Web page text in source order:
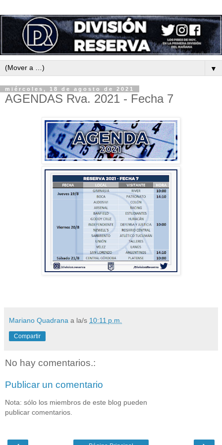
▼
miércoles, 18 de agosto de 2021
AGENDAS Rva. 2021 - Fecha 7
Mariano Quadrana a la/s 10:11 p.m.
Compartir
No hay comentarios.:
Publicar un comentario
Nota: sólo los miembros de este blog pueden
publicar comentarios.